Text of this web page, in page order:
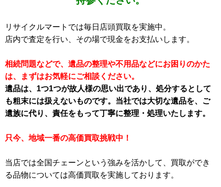
リサイクルマートでは毎日店頭買取を実施中。
店内で査定を行い、その場で現金をお支払いします。
相続問題などで、遺品の整理や不用品などにお困りのかた
は、まずはお気軽にご相談ください。
遺品は、1つ1つが故人様の思い出であり、処分するとして
も粗末には扱えないものです。当社では大切な遺品を、ご
遺族に代り、責任をもって丁寧に整理・処理いたします。
只今、地域一番の高価買取挑戦中！
当店では全国チェーンという強みを活かして、買取ができ
る品物については高価買取を実施しております。